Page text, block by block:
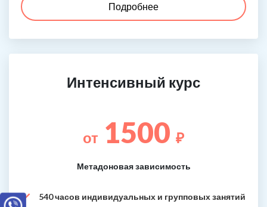
Подробнее
Интенсивный курс
от 1500 ₽
Метадоновая зависимость
540 часов индивидуальных и групповых занятий